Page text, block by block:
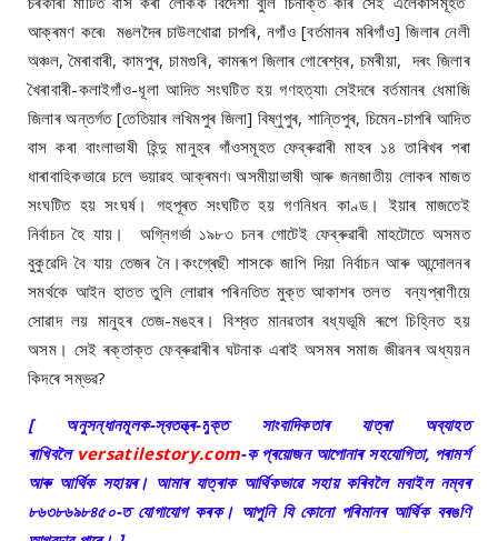
আক্ৰমণ কৰে৷ মঙলদৈৰ চাউলখোৱা চাপৰি, নগাঁও [বৰ্তমানৰ মৰিগাঁও] জিলাৰ নেলী
অঞ্চল, মৈৰাবাৰী, কামপুৰ, চামগুৰি, কামৰূপ জিলাৰ গোৰেশ্বৰ, চমৰীয়া, দৰং জিলাৰ
খৈৰাবাৰী-কলাইগাঁও-ধূলা আদিত সংঘটিত হয় গণহত্যা৷ সেইদৰে বৰ্তমানৰ ধেমাজি
জিলাৰ অন্তৰ্গত [তেতিয়াৰ লখিমপুৰ জিলা] বিষ্ণুপুৰ, শান্তিপুৰ, চিমেন-চাপৰি আদিত
বাস কৰা বাংলাভাষী হিন্দু মানুহৰ গাঁওসমূহত ফেব্ৰুৱাৰী মাহৰ ১৪ তাৰিখৰ পৰা
ধাৰাবাহিকভাৱে চলে ভয়াৱহ আক্ৰমণ৷ অসমীয়াভাষী আৰু জনজাতীয় লোকৰ মাজত
সংঘটিত হয় সংঘৰ্ষ। গহপূৰত সংঘটিত হয় গণনিধন কাণ্ড। ইয়াৰ মাজতেই
নিৰ্বাচন হৈ যায়। অগ্নিগৰ্ভা ১৯৮৩ চনৰ গোটেই ফেব্ৰুৱাৰী মাহটোতে অসমত
বুকুৱেদি বৈ যায় তেজৰ নৈ।কংগ্ৰেছী শাসকে জাপি দিয়া নিৰ্বাচন আৰু আন্দোলনৰ
সমৰ্থকে আইন হাতত তুলি লোৱাৰ পৰিনতিত মুক্ত আকাশৰ তলত বন্যপ্ৰাণীয়ে
সোৱাদ লয় মানুহৰ তেজ-মঙহৰ। বিশ্বত মানৱতাৰ বধ্যভূমি ৰূপে চিহ্নিত হয়
অসম। সেই ৰক্তাক্ত ফেব্ৰুৱাৰীৰ ঘটনাক এৰাই অসমৰ সমাজ জীৱনৰ অধ্যয়ন
কিদৰে সম্ভৱ?
[ অনুসন্ধানমূলক-স্বতন্ত্ৰ-মুক্ত সাংবাদিকতাৰ যাত্ৰা অব্যাহত
ৰাখিবলৈ versatilestory.com-ক প্ৰয়োজন আপোনাৰ সহযোগিতা, পৰামৰ্শ
আৰু আৰ্থিক সহায়ৰ। আমাৰ যাত্ৰাক আৰ্থিকভাৱে সহায় কৰিবলৈ মবাইল নম্বৰ
৮৬৩৮৬৯৮৪৫০-ত যোগাযোগ কৰক। আপুনি যি কোনো পৰিমানৰ আৰ্থিক বৰঙণি